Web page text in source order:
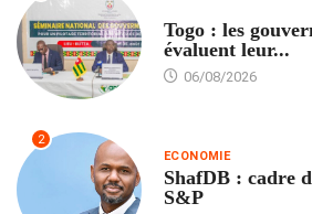
Togo : les
évaluent leur...
06/08/2026
2
ECONOMIE
ShafDB : cadre
S&P